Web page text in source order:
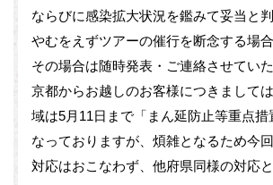
ならびに感染拡大状況を鑑みて妥当と
やむをえずツアーの催行を断念する場合
その場合は随時発表・ご連絡させてい
京都からお越しのお客様につきまして
域は5月11日まで「まん延防止等重点措
なっておりますが、煩雑となるため今
対応はおこなわず、他府県同様の対応